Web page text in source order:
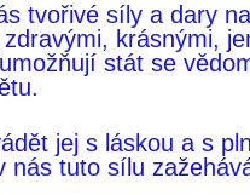
tvořivé síly a dary
zdravými, krásnými,
stát se
jej s láskou a s
nás tuto sílu